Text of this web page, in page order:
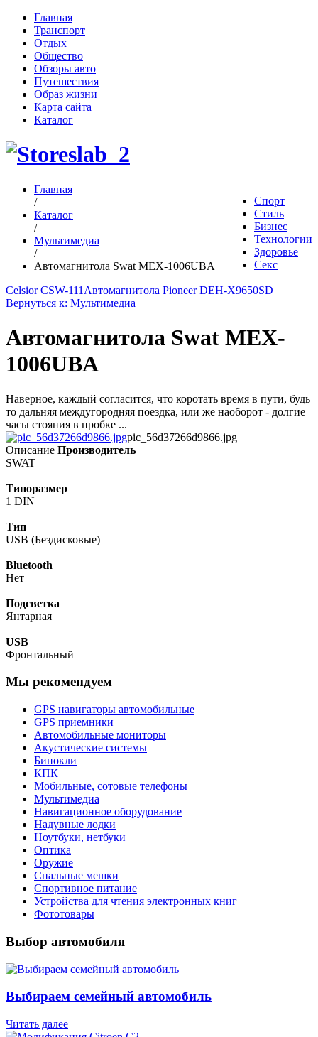
Главная
Транспорт
Отдых
Общество
Обзоры авто
Путешествия
Образ жизни
Карта сайта
Каталог
Спорт
Стиль
Бизнес
Технологии
Здоровье
Секс
Главная
/
Каталог
/
Мультимедиа
/
Автомагнитола Swat MEX-1006UBA
Celsior CSW-111 Автомагнитола Pioneer DEH-X9650SD
Вернуться к: Мультимедиа
Автомагнитола Swat MEX-
1006UBA
Наверное, каждый согласится, что коротать время в пути, будь
то дальняя междугородняя поездка, или же наоборот - долгие
часы стояния в пробке ...
pic_56d37266d9866.jpg
Описание Производитель
SWAT
Типоразмер
1 DIN
Тип
USB (Бездисковые)
Bluetooth
Нет
Подсветка
Янтарная
USB
Фронтальный
Мы рекомендуем
GPS навигаторы автомобильные
GPS приемники
Автомобильные мониторы
Акустические системы
Бинокли
КПК
Мобильные, сотовые телефоны
Мультимедиа
Навигационное оборудование
Надувные лодки
Ноутбуки, нетбуки
Оптика
Оружие
Спальные мешки
Спортивное питание
Устройства для чтения электронных книг
Фототовары
Выбор автомобиля
Выбираем семейный автомобиль
Читать далее